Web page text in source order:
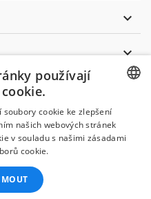


CZECH
používají
cookie ke zlepšení
našich webových stránek
v souladu s našimi zásadami
cookie.